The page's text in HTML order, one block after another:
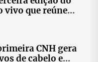
vivo que reúne
mental e
CNH gera
de cabelo e